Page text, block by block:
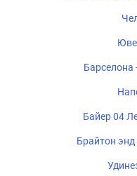
Барселона
Байер 04
Брайтон